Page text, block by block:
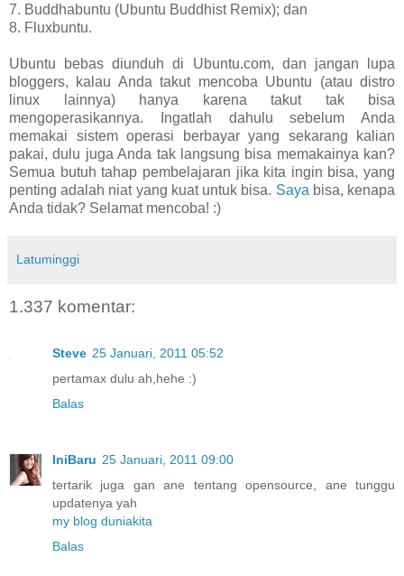
7. Buddhabuntu (Ubuntu Buddhist Remix); dan
8. Fluxbuntu.
Ubuntu bebas diunduh di Ubuntu.com, dan jangan lupa
bloggers, kalau Anda takut mencoba Ubuntu (atau distro
linux lainnya) hanya karena takut tak bisa
mengoperasikannya. Ingatlah dahulu sebelum Anda
memakai sistem operasi berbayar yang sekarang kalian
pakai, dulu juga Anda tak langsung bisa memakainya kan?
Semua butuh tahap pembelajaran jika kita ingin bisa, yang
penting adalah niat yang kuat untuk bisa. Saya bisa, kenapa
Anda tidak? Selamat mencoba! :)
Latuminggi
1.337 komentar:
Steve 25 Januari, 2011 05:52
pertamax dulu ah,hehe :)
Balas
IniBaru 25 Januari, 2011 09:00
tertarik juga gan ane tentang opensource, ane tunggu
updatenya yah
my blog duniakita
Balas